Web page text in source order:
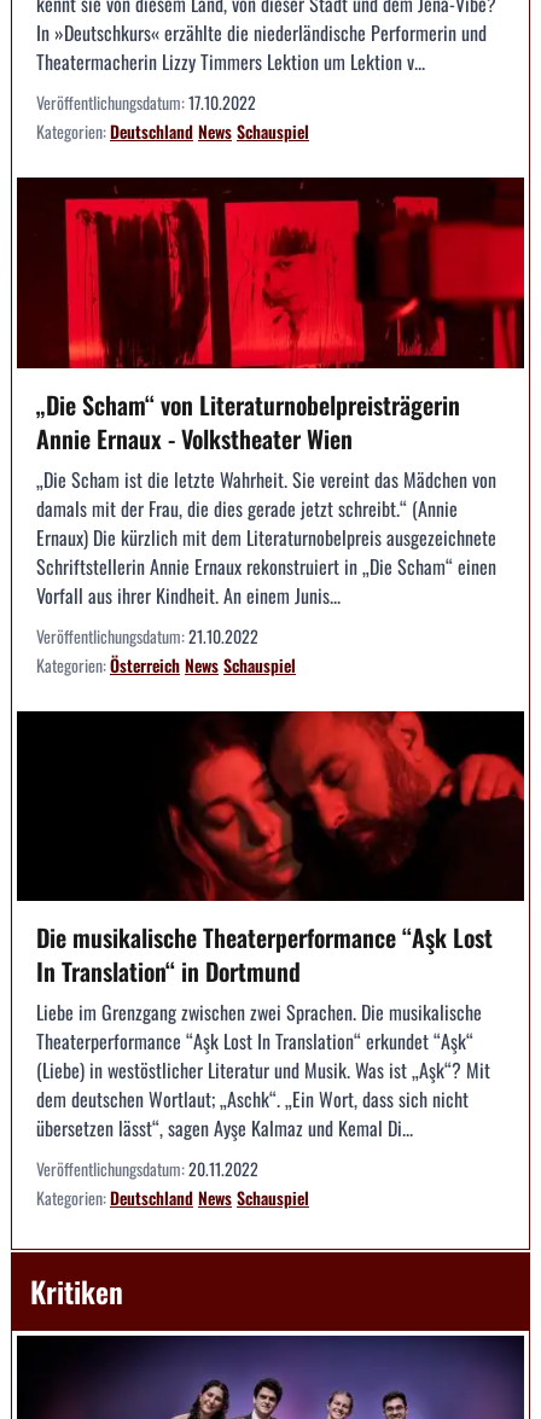
In »Deutschkurs« erzählte die niederländische Performerin und
Theatermacherin Lizzy Timmers Lektion um Lektion v...
Veröffentlichungsdatum:17.10.2022
Kategorien:DeutschlandNewsSchauspiel
„Die Scham“ von Literaturnobelpreisträgerin
Annie Ernaux - Volkstheater Wien
„Die Scham ist die letzte Wahrheit. Sie vereint das Mädchen von
damals mit der Frau, die dies gerade jetzt schreibt.“ (Annie
Ernaux) Die kürzlich mit dem Literaturnobelpreis ausgezeichnete
Schriftstellerin Annie Ernaux rekonstruiert in „Die Scham“ einen
Vorfall aus ihrer Kindheit. An einem Junis...
Veröffentlichungsdatum:21.10.2022
Kategorien:ÖsterreichNewsSchauspiel
Die musikalische Theaterperformance “Aşk Lost
In Translation“ in Dortmund
Liebe im Grenzgang zwischen zwei Sprachen. Die musikalische
Theaterperformance “Aşk Lost In Translation“ erkundet “Aşk“
(Liebe) in westöstlicher Literatur und Musik. Was ist „Aşk“? Mit
dem deutschen Wortlaut; „Aschk“. „Ein Wort, dass sich nicht
übersetzen lässt“, sagen Ayşe Kalmaz und Kemal Di...
Veröffentlichungsdatum:20.11.2022
Kategorien:DeutschlandNewsSchauspiel
Kritiken